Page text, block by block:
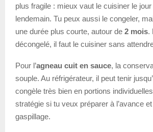
plus fragile : mieux vaut le cuisiner le
lendemain. Tu peux aussi le congeler,
une durée plus courte, autour de 2 mois.
décongelé, il faut le cuisiner sans
Pour l’agneau cuit en sauce, la
souple. Au réfrigérateur, il peut tenir
congèle très bien en portions
stratégie si tu veux préparer à l’avance
gaspillage.